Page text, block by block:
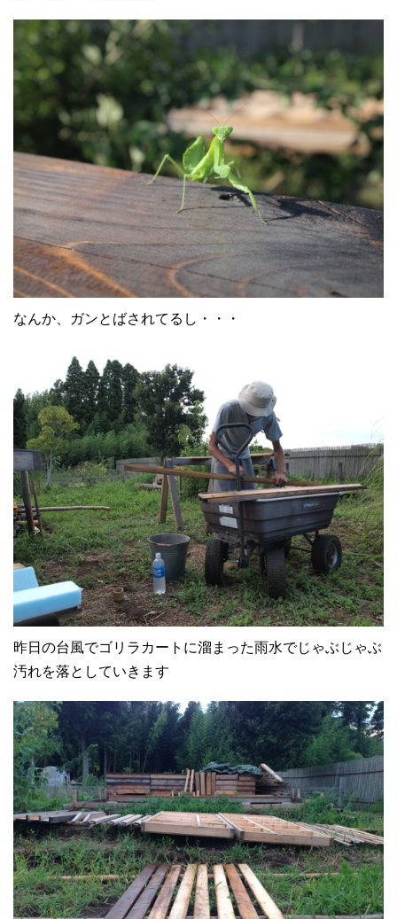
なんか、ガンとばされてるし・・・
昨日の台風でゴリラカートに溜まった雨水でじゃぶじゃぶ
汚れを落としていきます